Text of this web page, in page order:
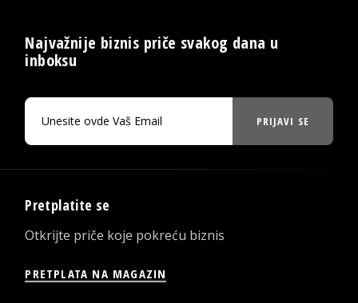
Najvažnije biznis priče svakog dana u
inboksu
PRIJAVI SE
Pretplatite se
Otkrijte priče koje pokreću biznis
PRETPLATA NA MAGAZIN